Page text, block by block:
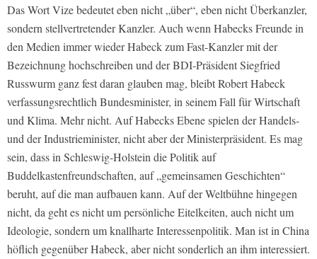
Das Wort Vize bedeutet eben nicht „über“, eben nicht Überkanzler,
sondern stellvertretender Kanzler. Auch wenn Habecks Freunde in
den Medien immer wieder Habeck zum Fast-Kanzler mit der
Bezeichnung hochschreiben und der BDI-Präsident Siegfried
Russwurm ganz fest daran glauben mag, bleibt Robert Habeck
verfassungsrechtlich Bundesminister, in seinem Fall für Wirtschaft
und Klima. Mehr nicht. Auf Habecks Ebene spielen der Handels-
und der Industrieminister, nicht aber der Ministerpräsident. Es mag
sein, dass in Schleswig-Holstein die Politik auf
Buddelkastenfreundschaften, auf „gemeinsamen Geschichten“
beruht, auf die man aufbauen kann. Auf der Weltbühne hingegen
nicht, da geht es nicht um persönliche Eitelkeiten, auch nicht um
Ideologie, sondern um knallharte Interessenpolitik. Man ist in China
höflich gegenüber Habeck, aber nicht sonderlich an ihm interessiert.